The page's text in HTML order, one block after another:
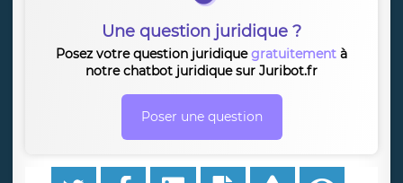
Une question juridique ?
Posez votre question juridiquegratuitement à
notre chatbot juridique sur Juribot.fr
Poser une question